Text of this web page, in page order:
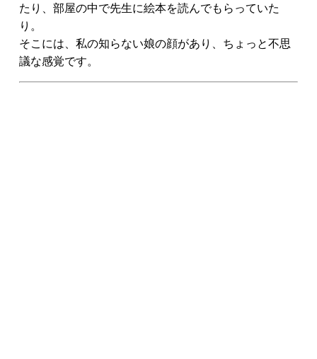
たり、部屋の中で先生に絵本を読んでもらっていた
り。
そこには、私の知らない娘の顔があり、ちょっと不思
議な感覚です。